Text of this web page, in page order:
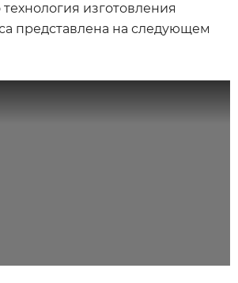
изготовления
представлена на следующем